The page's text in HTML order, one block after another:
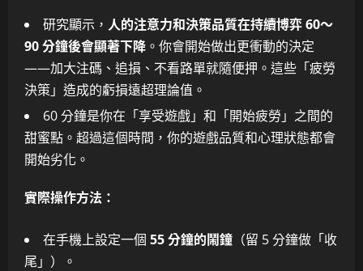
研究顯示， 人的注意力和決策品質在持續博弈 60～
90 分鐘後會顯著下降 。你會開始做出更衝動的決定
——加大注碼、追損、不看路單就隨便押。這些「疲勞
決策」造成的虧損遠超理論值。
60 分鐘是你在「享受遊戲」和「開始疲勞」之間的
甜蜜點。超過這個時間，你的遊戲品質和心理狀態都會
開始劣化。
實際操作方法：
在手機上設定一個 55 分鐘的鬧鐘 （留 5 分鐘做「收
尾」）。